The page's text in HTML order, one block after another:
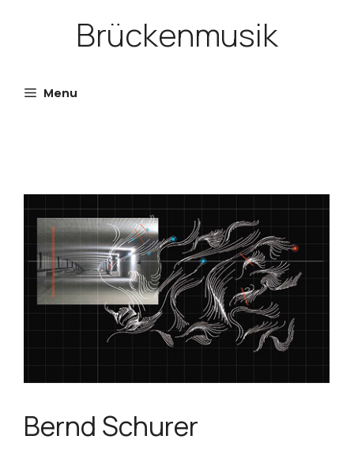
Brückenmusik
Menu
Bernd Schurer